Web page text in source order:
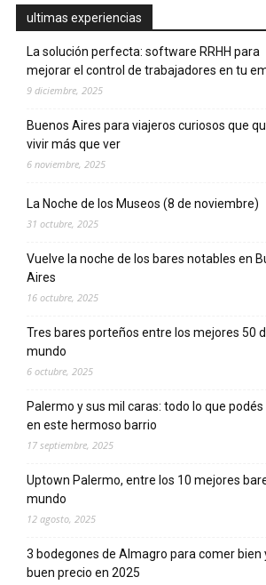
ultimas experiencias
La solución perfecta: software RRHH para
mejorar el control de trabajadores en tu
9 diciembre, 2025
Buenos Aires para viajeros curiosos que
vivir más que ver
6 noviembre, 2025
La Noche de los Museos (8 de noviembre)
31 octubre, 2025
Vuelve la noche de los bares notables en
Aires
16 octubre, 2025
Tres bares porteños entre los mejores 50
mundo
6 octubre, 2025
Palermo y sus mil caras: todo lo que
en este hermoso barrio
17 septiembre, 2025
Uptown Palermo, entre los 10 mejores
mundo
12 agosto, 2025
3 bodegones de Almagro para comer bien
buen precio en 2025